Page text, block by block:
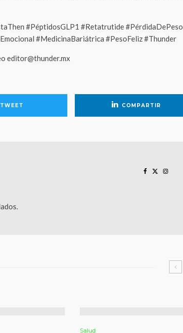
#PéptidosGLP1 #Retatrutide #PérdidaDePeso
#MedicinaBariátrica #PesoFeliz #Thunder
editor@thunder.mx
TWEET COMPARTIR
Salud